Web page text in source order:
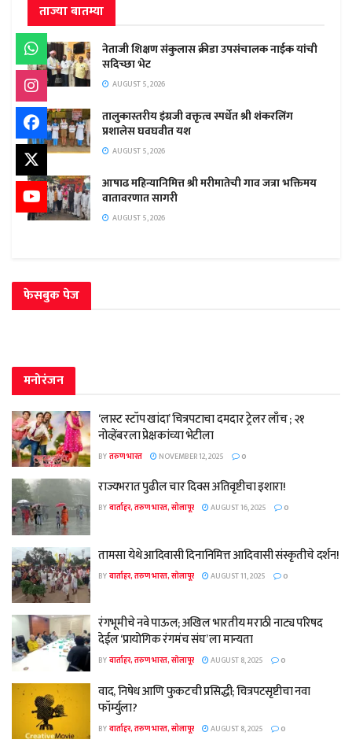
ताज्या बातम्या
नेताजी शिक्षण संकुलास क्रीडा उपसंचालक नाईक यांची
सदिच्छा भेट
AUGUST 5, 2026
तालुकास्तरीय इंग्रजी वक्तृत्व स्पर्धेत श्री शंकरलिंग
प्रशालेस घवघवीत यश
AUGUST 5, 2026
आषाढ महिन्यानिमित्त श्री मरीमातेची गाव जत्रा भक्तिमय
वातावरणात सागरी
AUGUST 5, 2026
फेसबुक पेज
मनोरंजन
‘लास्ट स्टॉप खांदा’ चित्रपटाचा दमदार ट्रेलर लाँच ; २१
नोव्हेंबरला प्रेक्षकांच्या भेटीला
BYतरुण भारत NOVEMBER 12, 2025 0
राज्यभरात पुढील चार दिवस अतिवृष्टीचा इशारा!
BYवार्ताहर, तरुण भारत, सोलापूर AUGUST 16, 2025 0
तामसा येथे आदिवासी दिनानिमित्त आदिवासी संस्कृतीचे दर्शन!
BYवार्ताहर, तरुण भारत, सोलापूर AUGUST 11, 2025 0
रंगभूमीचे नवे पाऊल; अखिल भारतीय मराठी नाट्य परिषद
देईल ‘प्रायोगिक रंगमंच संघ’ ला मान्यता
BYवार्ताहर, तरुण भारत, सोलापूर AUGUST 8, 2025 0
वाद, निषेध आणि फुकटची प्रसिद्धी; चित्रपटसृष्टीचा नवा
फॉर्म्युला?
BYवार्ताहर, तरुण भारत, सोलापूर AUGUST 8, 2025 0